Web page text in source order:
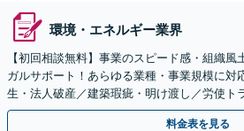
環境・エネルギー業界
【初回相談無料】事業のスピード感・組織風
ガルサポート！あらゆる業種・事業規模に対
生・法人破産／建築瑕疵・明け渡し／労使ト
に精通。顧問契約の実績多数【市ケ谷駅2分
料金表を見る